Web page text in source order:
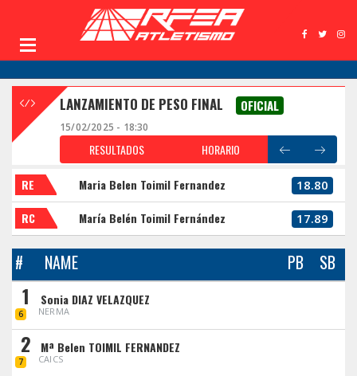
LANZAMIENTO DE PESO FINAL OFICIAL
15/02/2025 - 18:30
RESULTADOS HORARIO
RE Maria Belen Toimil Fernandez 18.80
RC María Belén Toimil Fernández 17.89
# NAME PB SB
1
6
Sonia DIAZ VELAZQUEZ
NERMA
2
7
Mª Belen TOIMIL FERNANDEZ
CAICS